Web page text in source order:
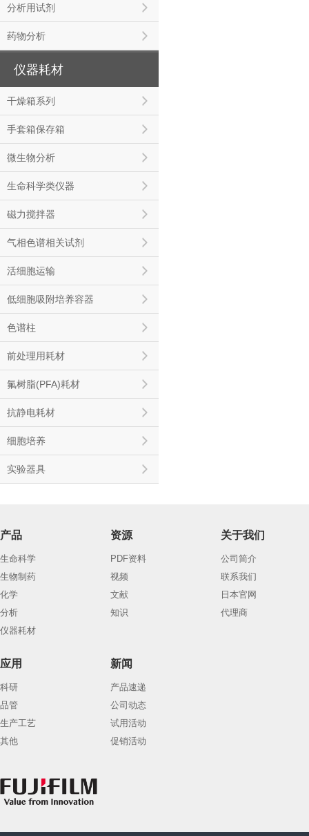
分析用试剂
药物分析
仪器耗材
干燥箱系列
手套箱保存箱
微生物分析
生命科学类仪器
磁力搅拌器
气相色谱相关试剂
活细胞运输
低细胞吸附培养容器
色谱柱
前处理用耗材
氟树脂(PFA)耗材
抗静电耗材
细胞培养
实验器具
产品
生命科学
生物制药
化学
分析
仪器耗材
资源
PDF资料
视频
文献
知识
关于我们
公司简介
联系我们
日本官网
代理商
应用
科研
品管
生产工艺
其他
新闻
产品速递
公司动态
试用活动
促销活动